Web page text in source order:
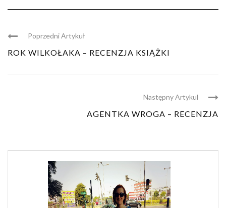
Poprzedni Artykuł
ROK WILKOŁAKA – RECENZJA KSIĄŻKI
Następny Artykul
AGENTKA WROGA – RECENZJA